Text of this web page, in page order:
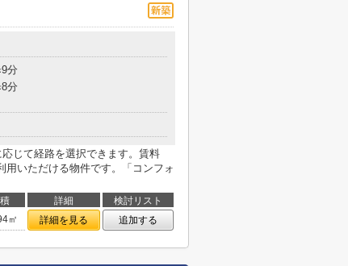
分
分
じて経路を選択できます。賃料
用いただける物件です。「コンフォ
詳細
検討リスト
㎡ 詳細を見る 追加する